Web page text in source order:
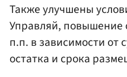
Также улучшены
Управляй, повышение
п.п. в зависимости от
остатка и срока